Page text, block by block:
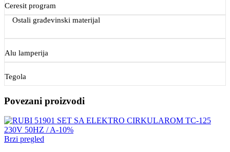
Ceresit program
Ostali građevinski materijal
Alu lamperija
Tegola
Povezani proizvodi
Brzi pregled